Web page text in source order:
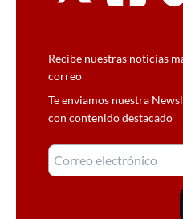
Recibe nuestras noticias
correo
Te enviamos nuestra
con contenido destacado